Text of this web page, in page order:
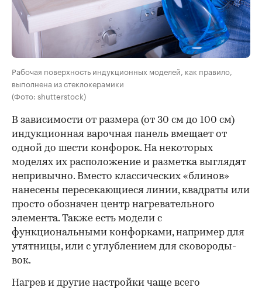
Рабочая поверхность индукционных моделей, как правило,
выполнена из стеклокерамики
(Фото: shutterstock)
В зависимости от размера (от 30 см до 100 см)
индукционная варочная панель вмещает от
одной до шести конфорок. На некоторых
моделях их расположение и разметка выглядят
непривычно. Вместо классических «блинов»
нанесены пересекающиеся линии, квадраты или
просто обозначен центр нагревательного
элемента. Также есть модели с
функциональными конфорками, например для
утятницы, или с углублением для сковороды-
вок.
Нагрев и другие настройки чаще всего